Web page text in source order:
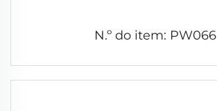
N.º do item: PW066